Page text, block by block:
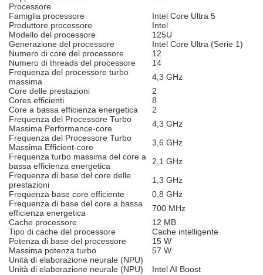
Processore
Famiglia processore
Intel Core Ultra 5
Produttore processore
Intel
Modello del processore
125U
Generazione del processore
Intel Core Ultra (Serie 1)
Numero di core del processore
12
Numero di threads del processore
14
Frequenza del processore turbo
massima
4,3 GHz
Core delle prestazioni
2
Cores efficienti
8
Core a bassa efficienza energetica
2
Frequenza del Processore Turbo
Massima Performance-core
4,3 GHz
Frequenza del Processore Turbo
Massima Efficient-core
3,6 GHz
Frequenza turbo massima del core a
bassa efficienza energetica
2,1 GHz
Frequenza di base del core delle
prestazioni
1,3 GHz
Frequenza base core efficiente
0,8 GHz
Frequenza di base del core a bassa
efficienza energetica
700 MHz
Cache processore
12 MB
Tipo di cache del processore
Cache intelligente
Potenza di base del processore
15 W
Massima potenza turbo
57 W
Unità di elaborazione neurale (NPU)
Unità di elaborazione neurale (NPU)
Intel AI Boost